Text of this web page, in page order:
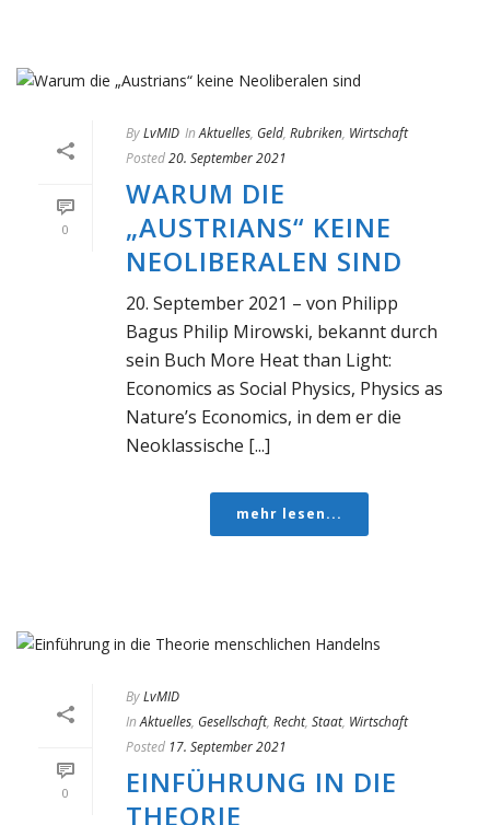
0
ByLvMID In Aktuelles, Geld, Rubriken, Wirtschaft
Posted20. September 2021
WARUM DIE
„AUSTRIANS“ KEINE
NEOLIBERALEN SIND
20. September 2021 – von Philipp
Bagus Philip Mirowski, bekannt durch
sein Buch More Heat than Light:
Economics as Social Physics, Physics as
Nature’s Economics, in dem er die
Neoklassische [...]
mehr lesen...
0
ByLvMID
In Aktuelles, Gesellschaft, Recht, Staat, Wirtschaft
Posted 17. September 2021
EINFÜHRUNG IN DIE
THEORIE